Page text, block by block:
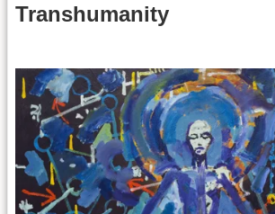
Transhumanity